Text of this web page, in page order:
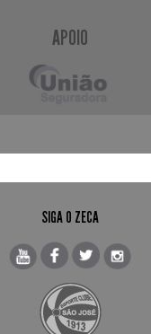
APOIO
SIGA O ZECA